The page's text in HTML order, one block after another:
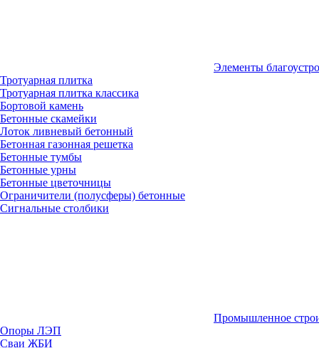
Элементы
Тротуарная плитка
Тротуарная плитка классика
Бортовой камень
Бетонные скамейки
Лоток ливневый бетонный
Бетонная газонная решетка
Бетонные тумбы
Бетонные урны
Бетонные цветочницы
Ограничители (полусферы) бетонные
Сигнальные столбики
Промышленное
Опоры ЛЭП
Сваи ЖБИ